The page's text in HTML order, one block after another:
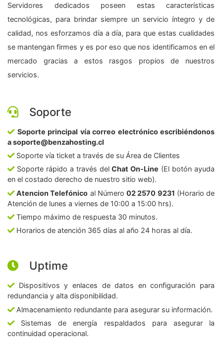
Servidores dedicados poseen estas características
tecnológicas, para brindar siempre un servicio íntegro y de
calidad, nos esforzamos día a día, para que estas cualidades
se mantengan firmes y es por eso que nos identificamos en el
mercado gracias a estos rasgos propios de nuestros
servicios.
Soporte
Soporte principal vía correo electrónico escribiéndonos
a soporte@benzahosting.cl
Soporte vía ticket a través de su Área de Clientes
Soporte rápido a través delChat On-Line (El botón ayuda
en el costado derecho de nuestro sitio web).
Atencion Telefónico al Número02 2570 9231 (Horario de
Atención de lunes a viernes de 10:00 a 15:00 hrs).
Tiempo máximo de respuesta 30 minutos.
Horarios de atención 365 días al año 24 horas al día.
Uptime
Dispositivos y enlaces de datos en configuración para
redundancia y alta disponibilidad.
Almacenamiento redundante para asegurar su información.
Sistemas de energía respaldados para asegurar la
continuidad operacional.